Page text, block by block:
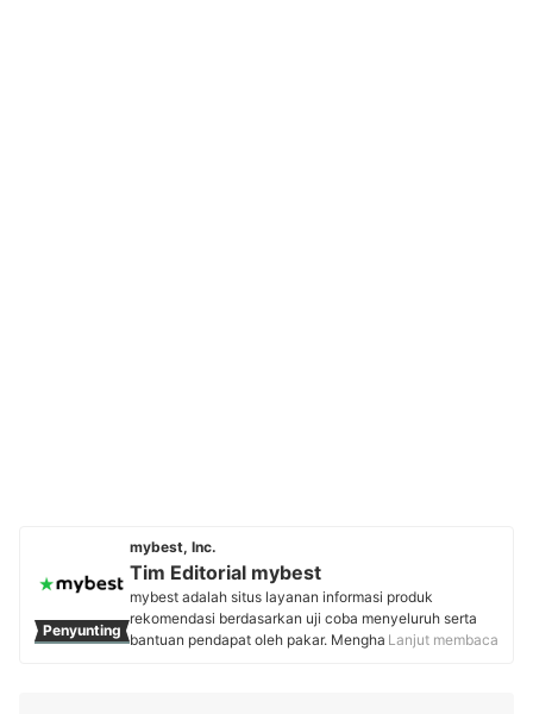
Penyunting
mybest, Inc.
Tim Editorial mybest
mybest adalah situs layanan informasi produk
rekomendasi berdasarkan uji coba menyeluruh serta
bantuan pendapat oleh pakar. Menghasilkan konten
Lanjut membaca